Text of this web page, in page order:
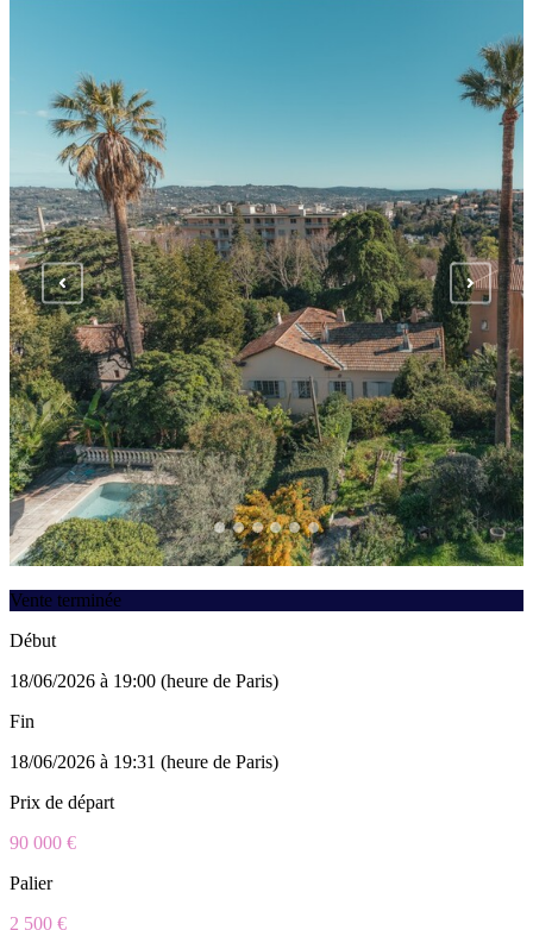
Vente terminée
Début
18/06/2026 à 19:00 (heure de Paris)
Fin
18/06/2026 à 19:31 (heure de Paris)
Prix de départ
90 000 €
Palier
2 500 €